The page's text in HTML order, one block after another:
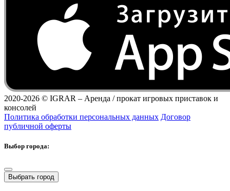
2020-2026 © IGRAR – Аренда / прокат игровых приставок и
консолей
Политика обработки персональных данных Договор
публичной оферты
Выбор города:
Выбрать город